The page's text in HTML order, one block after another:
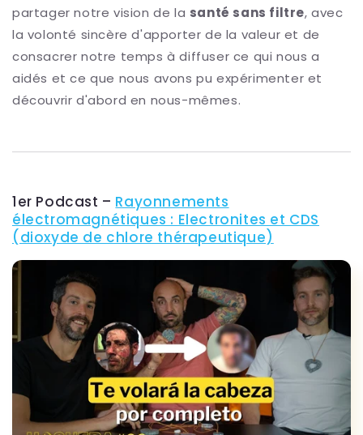
partager notre vision de la santé sans filtre, avec
la volonté sincère d'apporter de la valeur et de
consacrer notre temps à diffuser ce qui nous a
aidés et ce que nous avons pu expérimenter et
découvrir d'abord en nous-mêmes.
1er Podcast – Rayonnements
électromagnétiques : Electronites et CDS
(dioxyde de chlore thérapeutique)